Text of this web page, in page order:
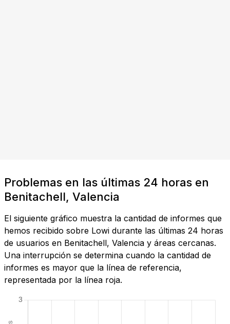
Problemas en las últimas 24 horas en
Benitachell, Valencia
El siguiente gráfico muestra la cantidad de informes que
hemos recibido sobre Lowi durante las últimas 24 horas
de usuarios en Benitachell, Valencia y áreas cercanas.
Una interrupción se determina cuando la cantidad de
informes es mayor que la línea de referencia,
representada por la línea roja.